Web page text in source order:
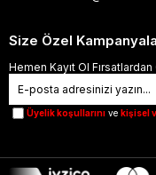
Size Özel
Hemen Kayıt Ol
Üyelik koşullarını ve kişisel